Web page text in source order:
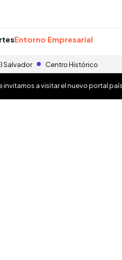
Entorno Empresarial
Salvador Centro Histórico
invitamos a visitar el nuevo portal